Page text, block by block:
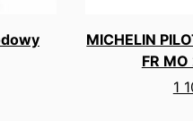
MICHELIN
FR
1